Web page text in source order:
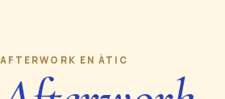
AFTERWORK EN ÀTIC